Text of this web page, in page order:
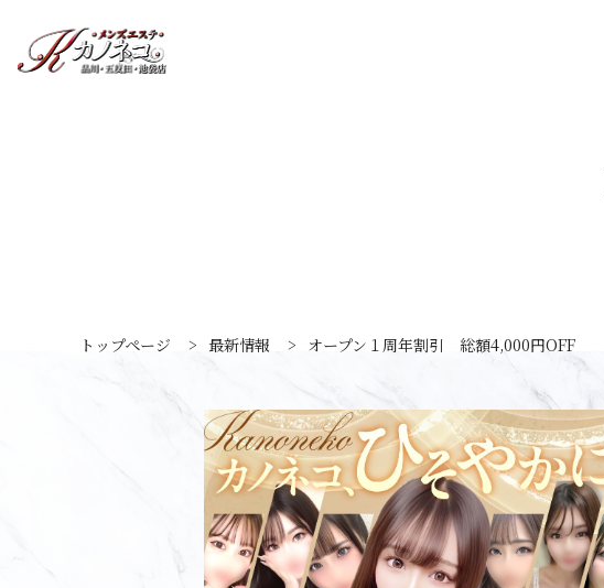
トップページ > 最新情報 > オープン１周年割引 総額4,000円OFF